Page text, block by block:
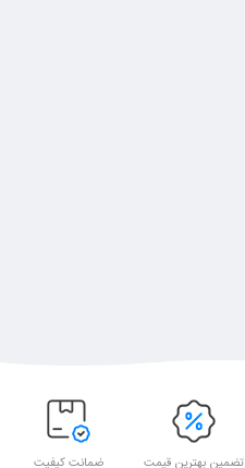
تضمین بهترین قیمت ضمانت کیفیت